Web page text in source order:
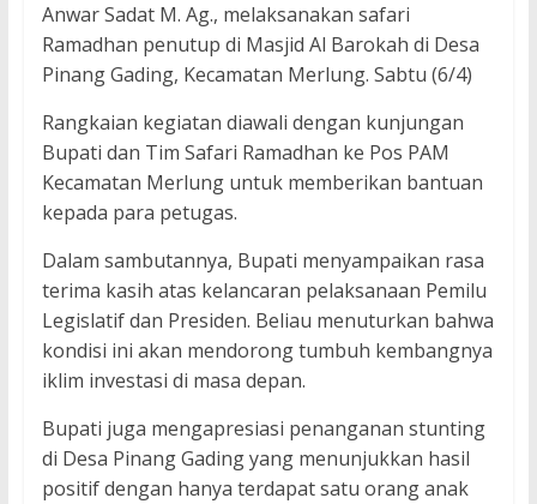
Anwar Sadat M. Ag., melaksanakan safari
Ramadhan penutup di Masjid Al Barokah di Desa
Pinang Gading, Kecamatan Merlung. Sabtu (6/4)
Rangkaian kegiatan diawali dengan kunjungan
Bupati dan Tim Safari Ramadhan ke Pos PAM
Kecamatan Merlung untuk memberikan bantuan
kepada para petugas.
Dalam sambutannya, Bupati menyampaikan rasa
terima kasih atas kelancaran pelaksanaan Pemilu
Legislatif dan Presiden. Beliau menuturkan bahwa
kondisi ini akan mendorong tumbuh kembangnya
iklim investasi di masa depan.
Bupati juga mengapresiasi penanganan stunting
di Desa Pinang Gading yang menunjukkan hasil
positif dengan hanya terdapat satu orang anak